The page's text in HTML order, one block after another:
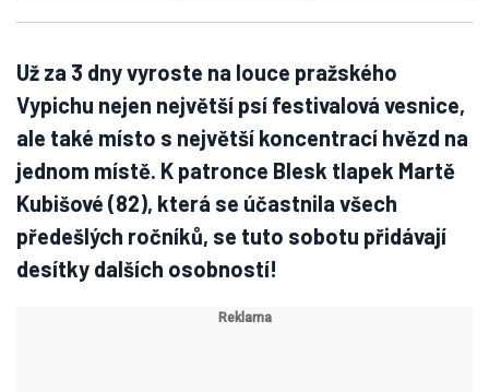
Už za 3 dny vyroste na louce pražského
Vypichu nejen největší psí festivalová vesnice,
ale také místo s největší koncentrací hvězd na
jednom místě. K patronce Blesk tlapek Martě
Kubišové (82), která se účastnila všech
předešlých ročníků, se tuto sobotu přidávají
desítky dalších osobností!